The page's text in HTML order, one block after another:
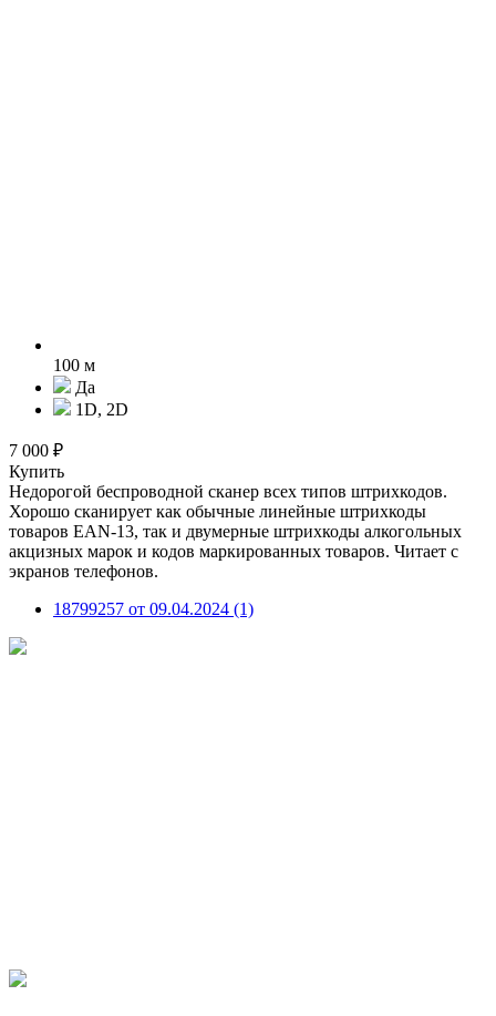
100 м
Да
1D, 2D
7 000 ₽
Купить
Недорогой беспроводной сканер всех типов штрихкодов.
Хорошо сканирует как обычные линейные штрихкоды
товаров EAN-13, так и двумерные штрихкоды алкогольных
акцизных марок и кодов маркированных товаров. Читает с
экранов телефонов.
18799257 от 09.04.2024 (1)